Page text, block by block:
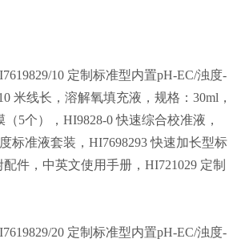
10 定制标准型内置pH-EC/浊度-
米线长，溶解氧填充液，规格：30ml，
5个）， HI9828-0 快速综合校准液，
标准液套装，HI7698293 快速加长型标
件，中英文使用手册，HI721029 定制
20 定制标准型内置pH-EC/浊度-